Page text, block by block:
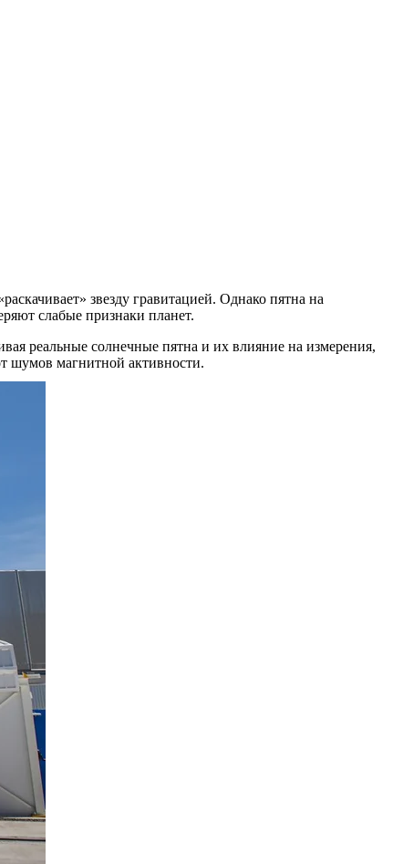
звезду гравитацией. Однако пятна на
слабые признаки планет.
реальные солнечные пятна и их влияние на измерения,
шумов магнитной активности.